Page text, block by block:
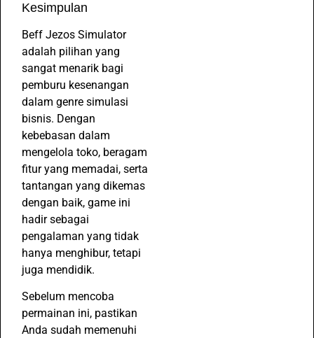
Kesimpulan
Beff Jezos Simulator
adalah pilihan yang
sangat menarik bagi
pemburu kesenangan
dalam genre simulasi
bisnis. Dengan
kebebasan dalam
mengelola toko, beragam
fitur yang memadai, serta
tantangan yang dikemas
dengan baik, game ini
hadir sebagai
pengalaman yang tidak
hanya menghibur, tetapi
juga mendidik.
Sebelum mencoba
permainan ini, pastikan
Anda sudah memenuhi